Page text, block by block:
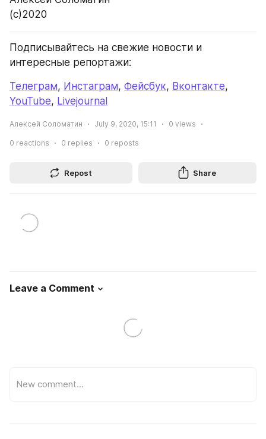
(c)2020
Подписывайтесь на свежие новости и
интересные репортажи:
Телеграм, Инстаграм, Фейсбук, Вконтакте
YouTube, Livejournal
Алексей Соломатин July 9, 2020, 15:11 0 views
0 reactions 0 replies 0 reposts
Repost Share
Leave a Comment